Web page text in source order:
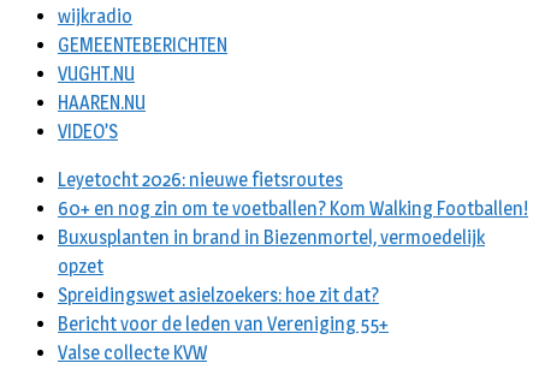
wijkradio
GEMEENTEBERICHTEN
VUGHT.NU
HAAREN.NU
VIDEO’S
Leyetocht 2026: nieuwe fietsroutes
60+ en nog zin om te voetballen? Kom Walking Footballen!
Buxusplanten in brand in Biezenmortel, vermoedelijk
opzet
Spreidingswet asielzoekers: hoe zit dat?
Bericht voor de leden van Vereniging 55+
Valse collecte KVW